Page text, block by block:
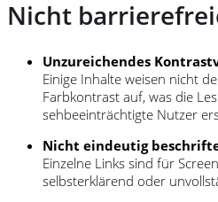
Nicht
Unzureichendes
Einige Inhalte weisen nicht
Farbkontrast auf, was die
sehbeeinträchtigte Nutzer
Nicht eindeutig
Einzelne Links sind für
selbsterklärend oder